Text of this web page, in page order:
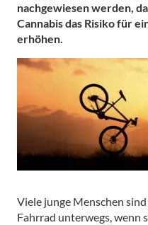
nachgewiesen werden,
Cannabis das Risiko für
erhöhen.
Viele junge Menschen
Fahrrad unterwegs, wenn